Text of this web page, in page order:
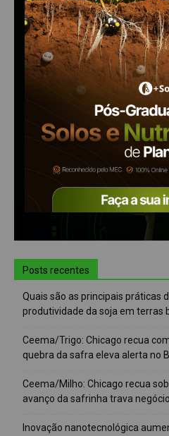
Posts recentes
Quais são as principais práticas
produtividade da soja em terras
Ceema/Trigo: Chicago recua
quebra da safra eleva alerta no
Ceema/Milho: Chicago recua
avanço da safrinha trava
Inovação nanotecnológica